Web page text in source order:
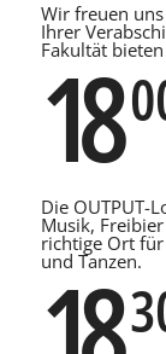
Wir freuen
Ihrer
Fakultät
18
Die OUTPUT-
Musik,
richtige Ort
und Tanzen.